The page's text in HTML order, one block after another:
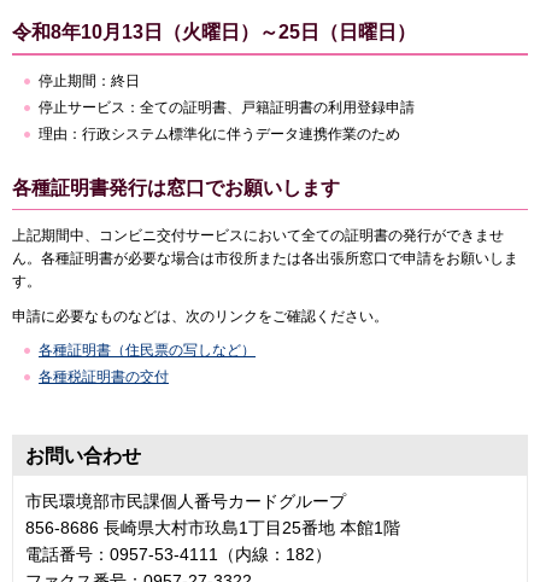
令和8年10月13日（火曜日）～25日（日曜日）
停止期間：終日
停止サービス：全ての証明書、戸籍証明書の利用登録申請
理由：行政システム標準化に伴うデータ連携作業のため
各種証明書発行は窓口でお願いします
上記期間中、コンビニ交付サービスにおいて全ての証明書の発行ができませ
ん。各種証明書が必要な場合は市役所または各出張所窓口で申請をお願いしま
す。
申請に必要なものなどは、次のリンクをご確認ください。
各種証明書（住民票の写しなど）
各種税証明書の交付
お問い合わせ
市民環境部市民課個人番号カードグループ
856-8686 長崎県大村市玖島1丁目25番地 本館1階
電話番号：0957-53-4111（内線：182）